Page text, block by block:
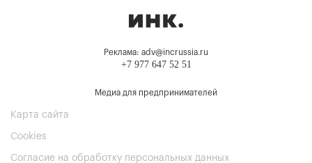
Реклама: adv@incrussia.ru
+7 977 647 52 51
Медиа для предпринимателей
Карта сайта
Cookies
Согласие на обработку персональных данных